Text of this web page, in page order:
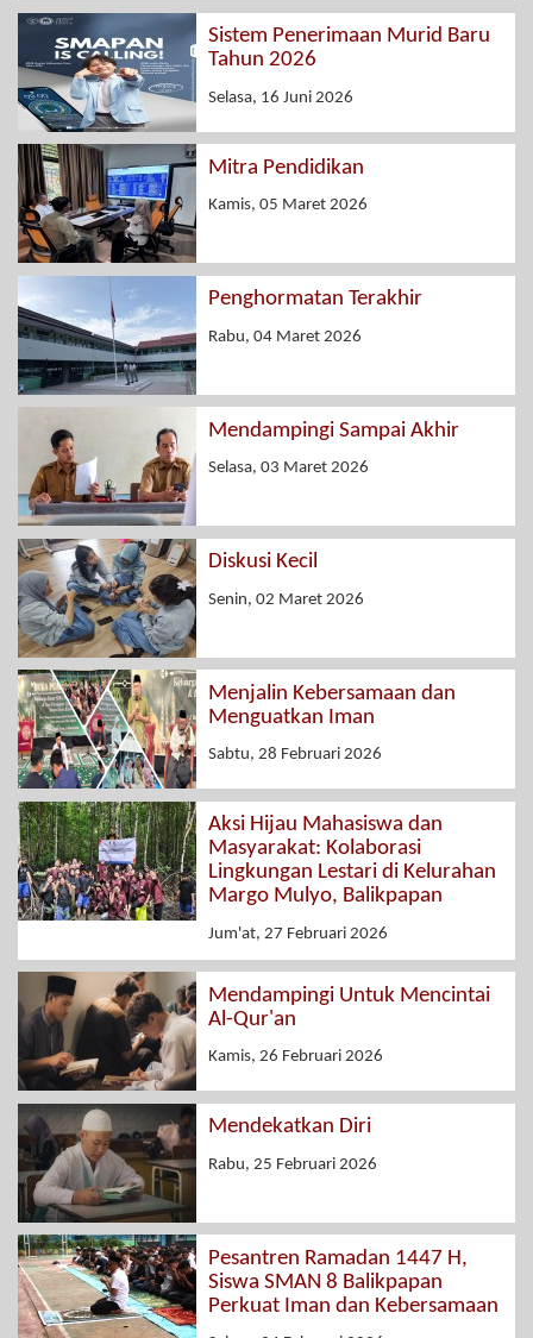
Sistem Penerimaan Murid Baru
Tahun 2026
Selasa, 16 Juni 2026
Mitra Pendidikan
Kamis, 05 Maret 2026
Penghormatan Terakhir
Rabu, 04 Maret 2026
Mendampingi Sampai Akhir
Selasa, 03 Maret 2026
Diskusi Kecil
Senin, 02 Maret 2026
Menjalin Kebersamaan dan
Menguatkan Iman
Sabtu, 28 Februari 2026
Aksi Hijau Mahasiswa dan
Masyarakat: Kolaborasi
Lingkungan Lestari di Kelurahan
Margo Mulyo, Balikpapan
Jum'at, 27 Februari 2026
Mendampingi Untuk Mencintai
Al-Qur'an
Kamis, 26 Februari 2026
Mendekatkan Diri
Rabu, 25 Februari 2026
Pesantren Ramadan 1447 H,
Siswa SMAN 8 Balikpapan
Perkuat Iman dan Kebersamaan